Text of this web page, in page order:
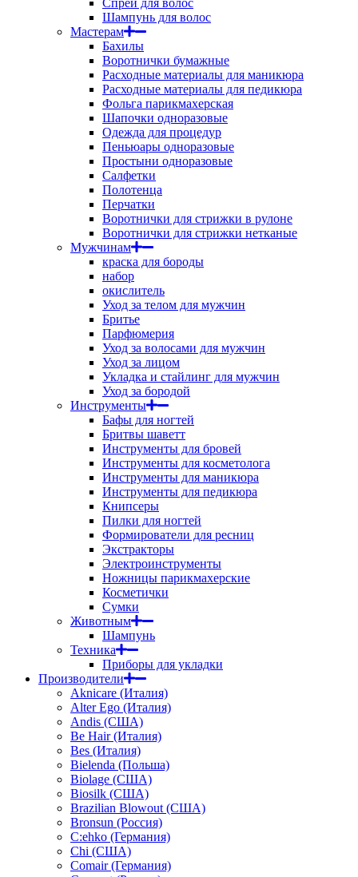
Спрей для волос
Шампунь для волос
Мастерам
Бахилы
Воротнички бумажные
Расходные материалы для маникюра
Расходные материалы для педикюра
Фольга парикмахерская
Шапочки одноразовые
Одежда для процедур
Пеньюары одноразовые
Простыни одноразовые
Салфетки
Полотенца
Перчатки
Воротнички для стрижки в рулоне
Воротнички для стрижки нетканые
Мужчинам
краска для бороды
набор
окислитель
Уход за телом для мужчин
Бритье
Парфюмерия
Уход за волосами для мужчин
Уход за лицом
Укладка и стайлинг для мужчин
Уход за бородой
Инструменты
Бафы для ногтей
Бритвы шаветт
Инструменты для бровей
Инструменты для косметолога
Инструменты для маникюра
Инструменты для педикюра
Книпсеры
Пилки для ногтей
Формирователи для ресниц
Экстракторы
Электроинструменты
Ножницы парикмахерские
Косметички
Сумки
Животным
Шампунь
Техника
Приборы для укладки
Производители
Aknicare (Италия)
Alter Ego (Италия)
Andis (США)
Be Hair (Италия)
Bes (Италия)
Bielenda (Польша)
Biolage (США)
Biosilk (США)
Brazilian Blowout (США)
Bronsun (Россия)
C:ehko (Германия)
Chi (США)
Comair (Германия)